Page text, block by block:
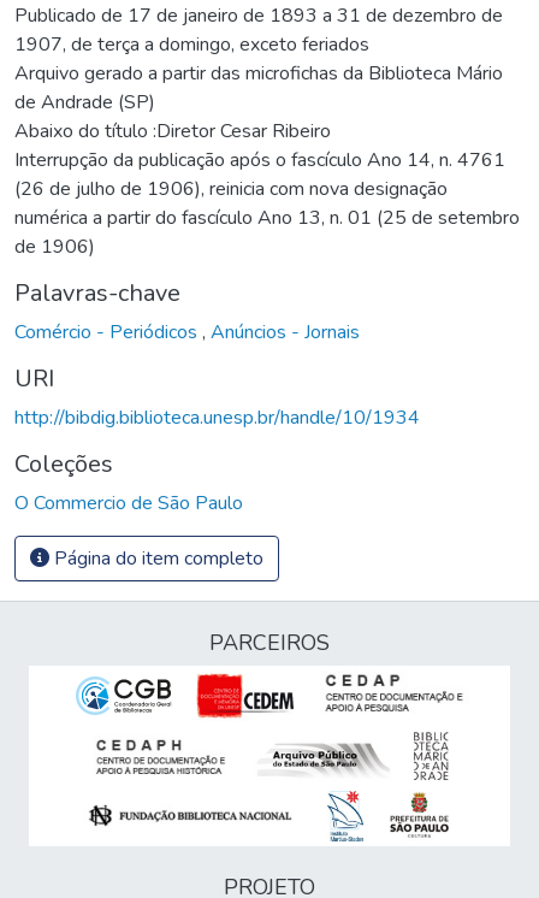
Publicado de 17 de janeiro de 1893 a 31 de dezembro de
1907, de terça a domingo, exceto feriados
Arquivo gerado a partir das microfichas da Biblioteca Mário
de Andrade (SP)
Abaixo do título :Diretor Cesar Ribeiro
Interrupção da publicação após o fascículo Ano 14, n. 4761
(26 de julho de 1906), reinicia com nova designação
numérica a partir do fascículo Ano 13, n. 01 (25 de setembro
de 1906)
Palavras-chave
Comércio - Periódicos , Anúncios - Jornais
URI
http://bibdig.biblioteca.unesp.br/handle/10/1934
Coleções
O Commercio de São Paulo
Página do item completo
PARCEIROS
PROJETO